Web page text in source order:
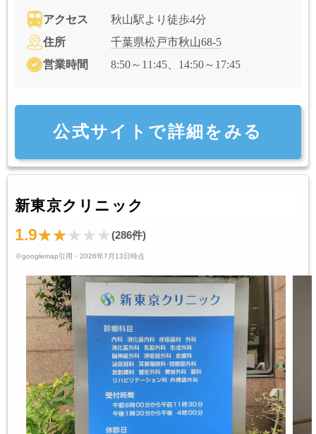
アクセス
秋山駅より徒歩4分
住所
千葉県松戸市秋山68-5
営業時間
8:50～11:45、14:50～17:45
公式サイトで詳細をみる
新東京クリニック
1.9 (286件)
※googlemap引用・2026年7月13日時点